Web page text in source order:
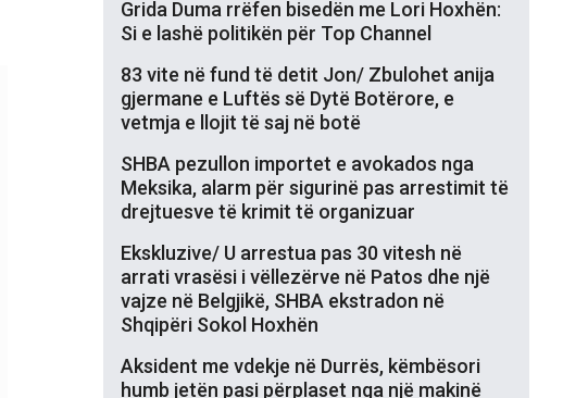
Grida Duma rrëfen bisedën me Lori Hoxhën:
Si e lashë politikën për Top Channel
83 vite në fund të detit Jon/ Zbulohet anija
gjermane e Luftës së Dytë Botërore, e
vetmja e llojit të saj në botë
SHBA pezullon importet e avokados nga
Meksika, alarm për sigurinë pas arrestimit të
drejtuesve të krimit të organizuar
Ekskluzive/ U arrestua pas 30 vitesh në
arrati vrasësi i vëllezërve në Patos dhe një
vajze në Belgjikë, SHBA ekstradon në
Shqipëri Sokol Hoxhën
Aksident me vdekje në Durrës, këmbësori
humb jetën pasi përplaset nga një makinë